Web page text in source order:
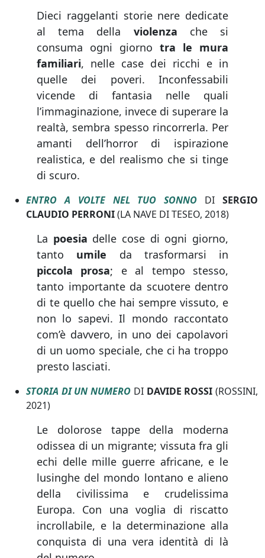
Dieci raggelanti storie nere dedicate
al tema della violenza che si
consuma ogni giorno tra le mura
familiari, nelle case dei ricchi e in
quelle dei poveri. Inconfessabili
vicende di fantasia nelle quali
l’immaginazione, invece di superare la
realtà, sembra spesso rincorrerla. Per
amanti dell’horror di ispirazione
realistica, e del realismo che si tinge
di scuro.
ENTRO A VOLTE NEL TUO SONNO DISERGIO
CLAUDIO PERRONI(LA NAVE DI TESEO, 2018)
La poesia delle cose di ogni giorno,
tanto umile da trasformarsi in
piccola prosa; e al tempo stesso,
tanto importante da scuotere dentro
di te quello che hai sempre vissuto, e
non lo sapevi. Il mondo raccontato
com’è davvero, in uno dei capolavori
di un uomo speciale, che ci ha troppo
presto lasciati.
STORIA DI UN NUMERO DI DAVIDE ROSSI (ROSSINI,
2021)
Le dolorose tappe della moderna
odissea di un migrante; vissuta fra gli
echi delle mille guerre africane, e le
lusinghe del mondo lontano e alieno
della civilissima e crudelissima
Europa. Con una voglia di riscatto
incrollabile, e la determinazione alla
conquista di una vera identità di là